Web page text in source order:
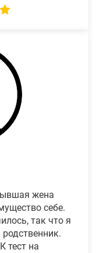
жена
себе.
так что я
тест на